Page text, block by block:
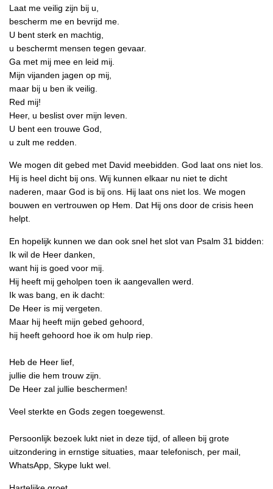
Laat me veilig zijn bij u,
bescherm me en bevrijd me.
U bent sterk en machtig,
u beschermt mensen tegen gevaar.
Ga met mij mee en leid mij.
Mijn vijanden jagen op mij,
maar bij u ben ik veilig.
Red mij!
Heer, u beslist over mijn leven.
U bent een trouwe God,
u zult me redden.
We mogen dit gebed met David meebidden. God laat ons niet los.
Hij is heel dicht bij ons. Wij kunnen elkaar nu niet te dicht
naderen, maar God is bij ons. Hij laat ons niet los. We mogen
bouwen en vertrouwen op Hem. Dat Hij ons door de crisis heen
helpt.
En hopelijk kunnen we dan ook snel het slot van Psalm 31 bidden:
Ik wil de Heer danken,
want hij is goed voor mij.
Hij heeft mij geholpen toen ik aangevallen werd.
Ik was bang, en ik dacht:
De Heer is mij vergeten.
Maar hij heeft mijn gebed gehoord,
hij heeft gehoord hoe ik om hulp riep.
Heb de Heer lief,
jullie die hem trouw zijn.
De Heer zal jullie beschermen!
Veel sterkte en Gods zegen toegewenst.
Persoonlijk bezoek lukt niet in deze tijd, of alleen bij grote
uitzondering in ernstige situaties, maar telefonisch, per mail,
WhatsApp, Skype lukt wel.